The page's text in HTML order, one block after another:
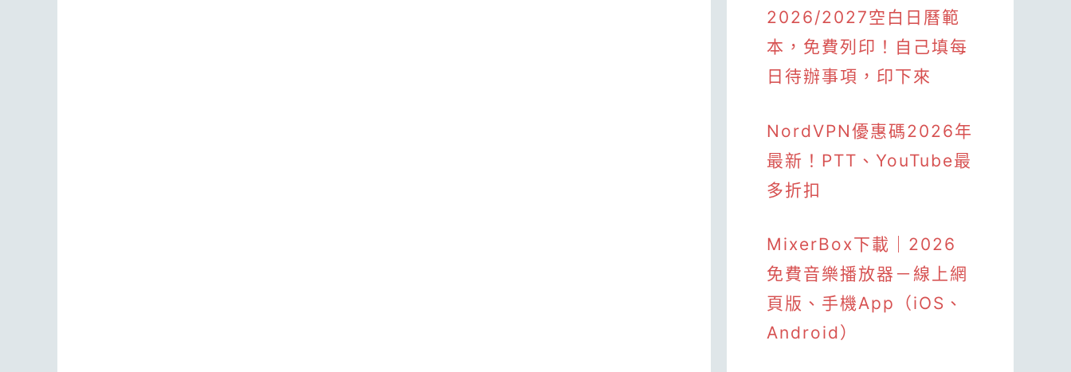
2026/2027空白日曆範
本，免費列印！自己填每
日待辦事項，印下來
NordVPN優惠碼2026年
最新！PTT、YouTube最
多折扣
MixerBox下載｜2026
免費音樂播放器－線上網
頁版、手機App（iOS、
Android）